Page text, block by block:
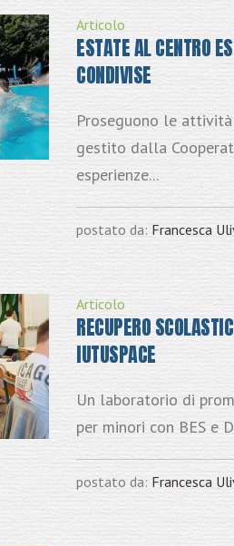
Articolo
ESTATE AL CENTRO
CONDIVISE
Proseguono le
gestito dalla
esperienze...
postato da:Francesca
Articolo
RECUPERO
IUTUSPACE
Un laboratorio di
per minori con BES e
postato da:Francesca